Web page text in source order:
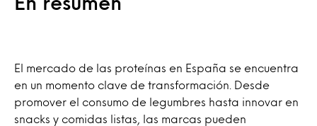
El mercado de las proteínas en España se encuentra
en un momento clave de transformación. Desde
promover el consumo de legumbres hasta innovar en
snacks y comidas listas, las marcas pueden